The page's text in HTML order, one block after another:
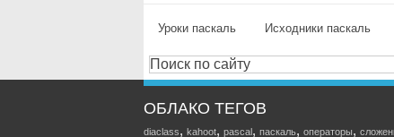
Уроки паскаль Исходники паскаль
ОБЛАКО ТЕГОВ
diaclass, kahoot, pascal, паскаль, операторы,